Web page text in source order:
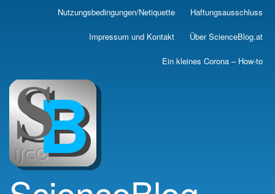
Skip
main
Nutzungsbedingungen/Netiquette Haftungsausschluss
Impressum und Kontakt Über ScienceBlog.at
Ein kleines Corona – How-to